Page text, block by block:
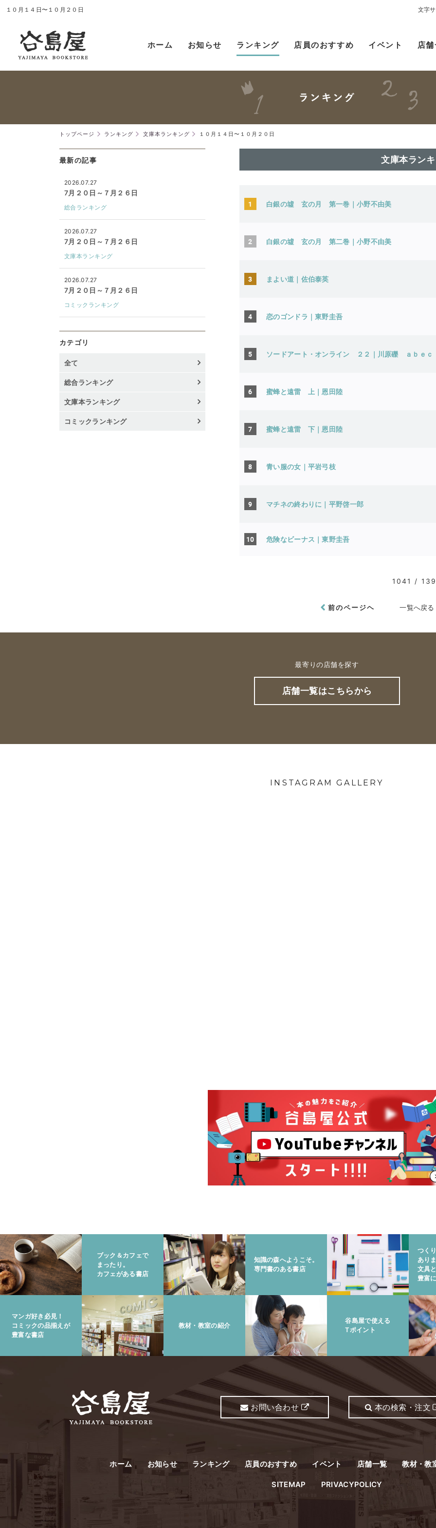
１０月１４日〜１０月２０日 文字
ホーム お知らせ ランキング 店員のおすすめ イベント 店
トップページ ランキング 文庫本ランキング １０月１４日〜１０月２０日
文庫本ラン
1 白銀の墟 玄の月 第一巻｜小野不由美
2 白銀の墟 玄の月 第二巻｜小野不由美
3 まよい道｜佐伯泰英
4 恋のゴンドラ｜東野圭吾
5 ソードアート・オンライン ２２｜川原礫 ａ
6 蜜蜂と遠雷 上｜恩田陸
7 蜜蜂と遠雷 下｜恩田陸
8 青い服の女｜平岩弓枝
9 マチネの終わりに｜平野啓一郎
10 危険なビーナス｜東野圭吾
1041 /
前のページヘ 一覧へ戻る
最新の記事
2026.07.27
7月２０日～７月２６日
総合ランキング
2026.07.27
7月２０日～７月２６日
文庫本ランキング
2026.07.27
7月２０日～７月２６日
コミックランキング
カテゴリ
全て
総合ランキング
文庫本ランキング
コミックランキング
最寄りの店舗を探す
店舗一覧はこちらから
INSTAGRAM GALLERY
ブック＆カフェで
まったり。
カフェがある書店
知識の森へようこそ。
専門書のある書店
つく
ありま
文具
豊富
マンガ好き必見！
コミックの品揃えが
豊富な書店
教材・教室の紹介
谷島屋で使える
Tポイント
お問い合わせ 本の検索・注文
ホーム お知らせ ランキング 店員のおすすめ イベント 店舗一覧 教材・教
SITEMAP PRIVACYPOLICY